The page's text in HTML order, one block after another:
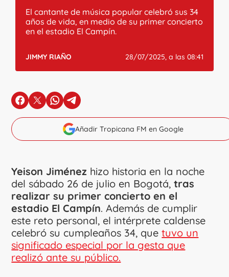
El cantante de música popular celebró sus 34
años de vida, en medio de su primer concierto
en el estadio El Campín.
JIMMY RIAÑO 28/07/2025, a las 08:41
en Facebook
en Xen Whatsapp
en Telegram
Añadir Tropicana FM en Google
Yeison Jiménez hizo historia en la noche
del sábado 26 de julio en Bogotá, tras
realizar su primer concierto en el
estadio El Campín. Además de cumplir
este reto personal, el intérprete caldense
celebró su cumpleaños 34, quetuvo un
significado especial por la gesta que
realizó ante su público.